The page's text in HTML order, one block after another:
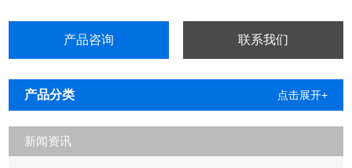
产品咨询 联系我们
产品分类 点击展开+
新闻资讯